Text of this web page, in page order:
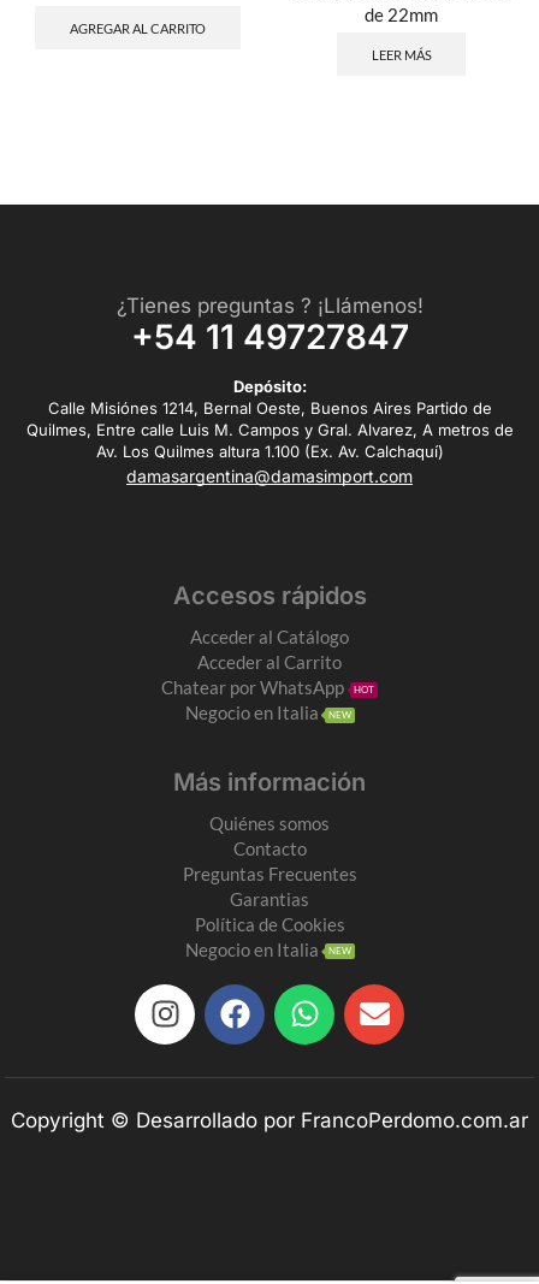
AGREGAR AL CARRITO
de 22mm
LEER MÁS
¿Tienes preguntas ? ¡Llámenos!
+54 11 49727847
Depósito:
Calle Misiónes 1214, Bernal Oeste, Buenos Aires Partido de
Quilmes, Entre calle Luis M. Campos y Gral. Alvarez, A metros de
Av. Los Quilmes altura 1.100 (Ex. Av. Calchaquí)
damasargentina@damasimport.com
Accesos rápidos
Acceder al Catálogo
Acceder al Carrito
Chatear por WhatsApp
HOT
Negocio en Italia NEW
Más información
Quiénes somos
Contacto
Preguntas Frecuentes
Garantias
Política de Cookies
Negocio en Italia
NEW
Copyright © Desarrollado por FrancoPerdomo.com.ar